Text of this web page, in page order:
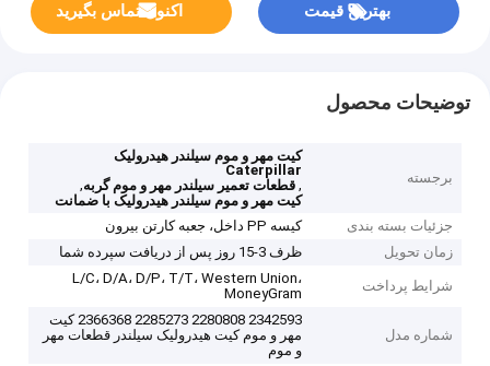
بهترین قیمت اکنون تماس بگیرید
توضیحات محصول
برجسته
کیت مهر و موم سیلندر هیدرولیک
Caterpillar
,قطعات تعمیر سیلندر مهر و موم گربه,
کیت مهر و موم سیلندر هیدرولیک با ضمانت
جزئیات بسته بندی
کیسه PP داخل، جعبه کارتن بیرون
زمان تحویل
ظرف 3-15 روز پس از دریافت سپرده شما
شرایط پرداخت
L/C، D/A، D/P، T/T، Western Union،
MoneyGram
شماره مدل
2342593 2280808 2285273 2366368 کیت
مهر و موم کیت هیدرولیک سیلندر قطعات مهر
و موم